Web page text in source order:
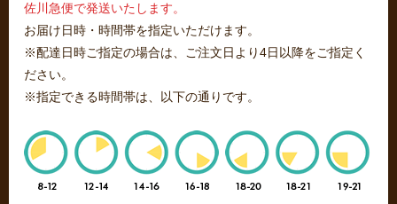
佐川急便で発送いたします。
お届け日時・時間帯を指定いただけます。
※配達日時ご指定の場合は、ご注文日より4日以降をご指定く
ださい。
※指定できる時間帯は、以下の通りです。